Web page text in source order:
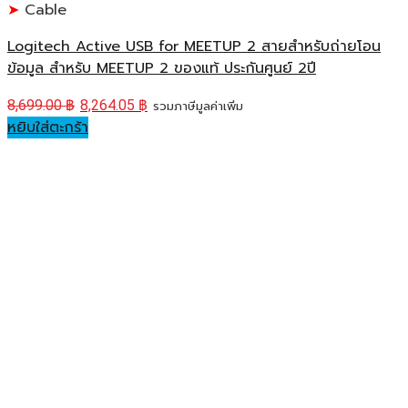
Cable
Logitech Active USB for MEETUP 2 สายสำหรับถ่ายโอน
ข้อมูล สำหรับ MEETUP 2 ของแท้ ประกันศูนย์ 2ปี
8,699.00฿ 8,264.05 ฿ รวมภาษีมูลค่าเพิ่ม
หยิบใส่ตะกร้า